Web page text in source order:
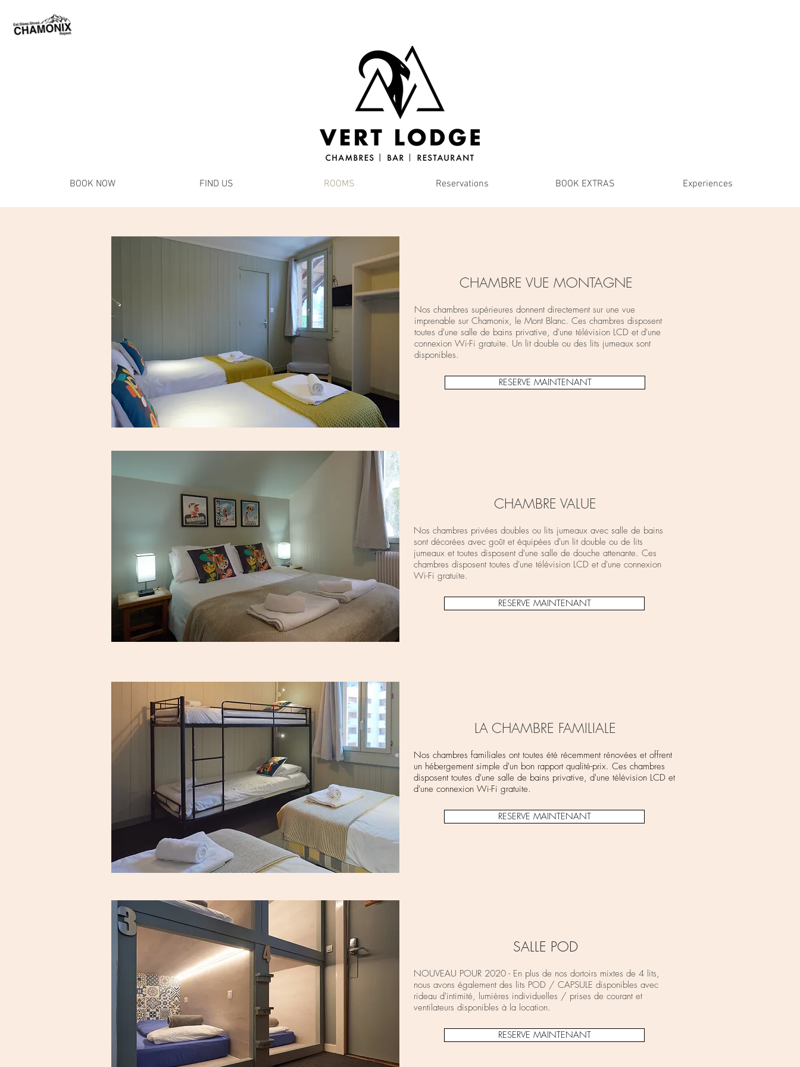
BOOK NOW FIND US ROOMS Reservations BOOK EXTRAS Experiences
CHAMBRE VUE MONTAGNE
Nos chambres supérieures donnent directement sur une vue
imprenable sur Chamonix, le Mont Blanc. Ces chambres disposent
toutes d'une salle de bains privative, d'une télévision LCD et d'une
connexion Wi-Fi gratuite. Un lit double ou des lits jumeaux sont
disponibles.
RESERVE MAINTENANT
CHAMBRE VALUE
Nos chambres privées doubles ou lits jumeaux avec salle de bains
sont décorées avec goût et équipées d'un lit double ou de lits
jumeaux et toutes disposent d'une salle de douche attenante. Ces
chambres disposent toutes d'une télévision LCD et d'une connexion
Wi-Fi gratuite.
RESERVE MAINTENANT
LA CHAMBRE FAMILIALE
Nos chambres familiales ont toutes été récemment rénovées et offrent
un hébergement simple d'un bon rapport qualité-prix. Ces chambres
disposent toutes d'une salle de bains privative, d'une télévision LCD et
d'une connexion Wi-Fi gratuite.
RESERVE MAINTENANT
SALLE POD
NOUVEAU POUR 2020 - En plus de nos dortoirs mixtes de 4 lits,
nous avons également des lits POD / CAPSULE disponibles avec
rideau d'intimité, lumières individuelles / prises de courant et
ventilateurs disponibles à la location.
RESERVE MAINTENANT